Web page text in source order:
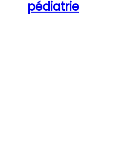
pédiatrie